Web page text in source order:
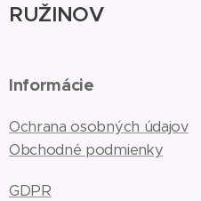
RUŽINOV
Informácie
Ochrana osobných údajov
Obchodné podmienky
GDPR